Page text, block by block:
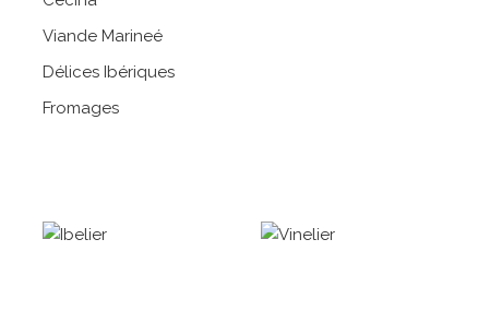
Viande Marineé
Délices Ibériques
Fromages